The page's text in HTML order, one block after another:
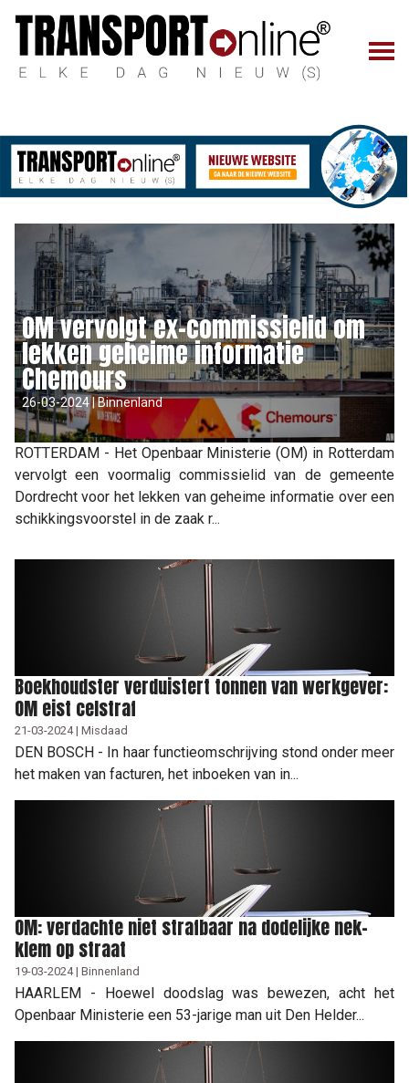
OM vervolgt ex-commissielid om
lekken geheime informatie
Chemours
26-03-2024 | Binnenland
ROTTERDAM - Het Openbaar Ministerie (OM) in Rotterdam
vervolgt een voormalig commissielid van de gemeente
Dordrecht voor het lekken van geheime informatie over een
schikkingsvoorstel in de zaak r...
Boekhoudster verduistert tonnen van werkgever:
OM eist celstraf
21-03-2024 | Misdaad
DEN BOSCH - In haar functieomschrijving stond onder meer
het maken van facturen, het inboeken van in...
OM: verdachte niet strafbaar na dodelijke nek-
klem op straat
19-03-2024 | Binnenland
HAARLEM - Hoewel doodslag was bewezen, acht het
Openbaar Ministerie een 53-jarige man uit Den Helder...